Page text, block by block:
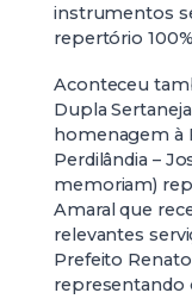
instrumentos
repertório
Aconteceu
Dupla
homenagem à
Perdilândia –
memoriam)
Amaral que
relevantes
Prefeito
representando